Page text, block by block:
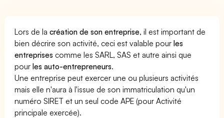
Lors de lacréation de son entreprise, il est important de
bien décrire son activité, ceci est valable pourles
entreprises comme les SARL, SAS et autre ainsi que
pourles auto-entrepreneurs.
Une entreprise peut exercer une ou plusieurs activités
mais elle n'aura à l'issue de son immatriculation qu'un
numéro SIRET et un seul code APE (pour Activité
principale exercée).